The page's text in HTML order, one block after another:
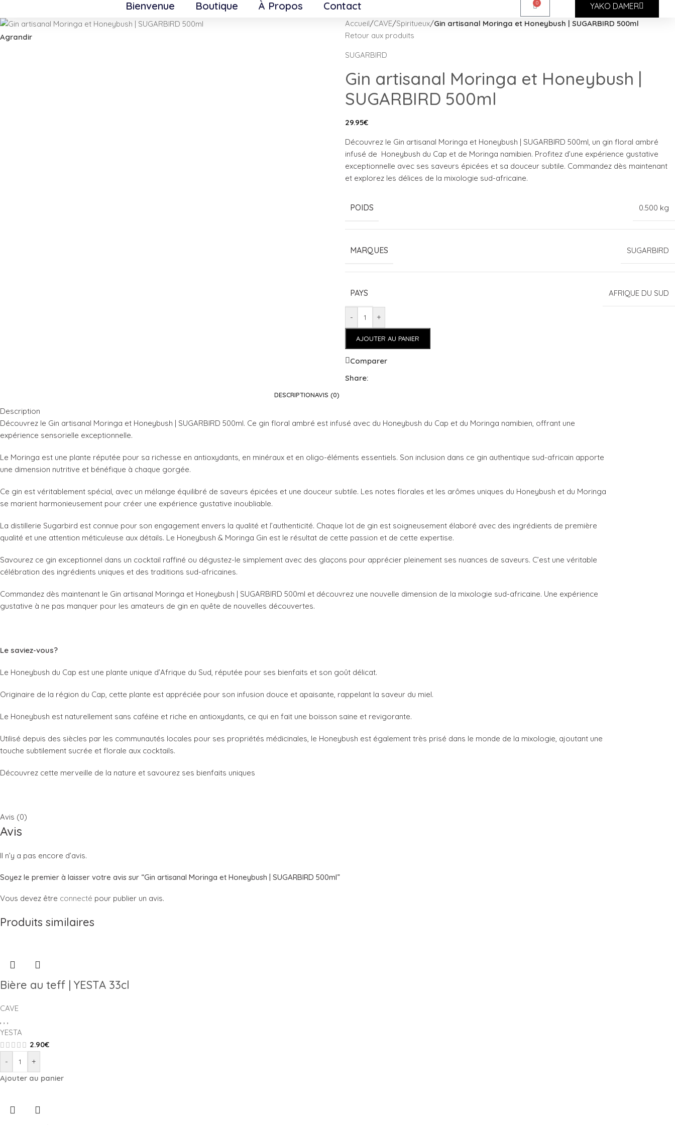
Skip to main contentBienvenue Boutique À Propos Contact 0 YAKO DAMER
Agrandir
Accueil/CAVE/Spiritueux/Gin artisanal Moringa et Honeybush | SUGARBIRD 500ml
Retour aux produits
SUGARBIRD
Gin artisanal Moringa et Honeybush |
SUGARBIRD 500ml
29.95€
Découvrez le Gin artisanal Moringa et Honeybush | SUGARBIRD 500ml, un gin floral ambré
infusé de Honeybush du Cap et de Moringa namibien. Profitez d’une expérience gustative
exceptionnelle avec ses saveurs épicées et sa douceur subtile. Commandez dès maintenant
et explorez les délices de la mixologie sud-africaine.
POIDS 0.500 kg
MARQUES SUGARBIRD
PAYS AFRIQUE DU SUD
- +
AJOUTER AU PANIER
Comparer
Share:
DESCRIPTIONAVIS (0)
Description
Découvrez le Gin artisanal Moringa et Honeybush | SUGARBIRD 500ml. Ce gin floral ambré est infusé avec du Honeybush du Cap et du Moringa namibien, offrant une
expérience sensorielle exceptionnelle.
Le Moringa est une plante réputée pour sa richesse en antioxydants, en minéraux et en oligo-éléments essentiels. Son inclusion dans ce gin authentique sud-africain apporte
une dimension nutritive et bénéfique à chaque gorgée.
Ce gin est véritablement spécial, avec un mélange équilibré de saveurs épicées et une douceur subtile. Les notes florales et les arômes uniques du Honeybush et du Moringa
se marient harmonieusement pour créer une expérience gustative inoubliable.
La distillerie Sugarbird est connue pour son engagement envers la qualité et l’authenticité. Chaque lot de gin est soigneusement élaboré avec des ingrédients de première
qualité et une attention méticuleuse aux détails. Le Honeybush & Moringa Gin est le résultat de cette passion et de cette expertise.
Savourez ce gin exceptionnel dans un cocktail raffiné ou dégustez-le simplement avec des glaçons pour apprécier pleinement ses nuances de saveurs. C’est une véritable
célébration des ingrédients uniques et des traditions sud-africaines.
Commandez dès maintenant le Gin artisanal Moringa et Honeybush | SUGARBIRD 500ml et découvrez une nouvelle dimension de la mixologie sud-africaine. Une expérience
gustative à ne pas manquer pour les amateurs de gin en quête de nouvelles découvertes.
Le saviez-vous?
Le Honeybush du Cap est une plante unique d’Afrique du Sud, réputée pour ses bienfaits et son goût délicat.
Originaire de la région du Cap, cette plante est appréciée pour son infusion douce et apaisante, rappelant la saveur du miel.
Le Honeybush est naturellement sans caféine et riche en antioxydants, ce qui en fait une boisson saine et revigorante.
Utilisé depuis des siècles par les communautés locales pour ses propriétés médicinales, le Honeybush est également très prisé dans le monde de la mixologie, ajoutant une
touche subtilement sucrée et florale aux cocktails.
Découvrez cette merveille de la nature et savourez ses bienfaits uniques
Avis (0)
Avis
Il n’y a pas encore d’avis.
Soyez le premier à laisser votre avis sur “Gin artisanal Moringa et Honeybush | SUGARBIRD 500ml”
Vous devez être connecté pour publier un avis.
Produits similaires
Bière au teff | YESTA 33cl
CAVE
, , ,
YESTA
2.90€
-
+
Ajouter au panier